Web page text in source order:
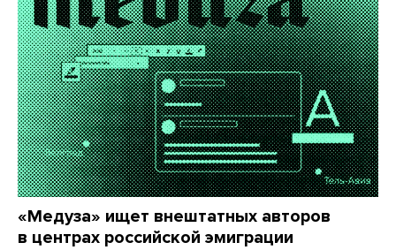
«Медуза» ищет внештатных авторов
в центрах российской эмиграции